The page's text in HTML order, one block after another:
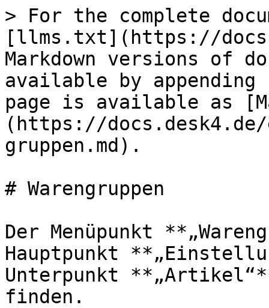
> For the complete
[llms.txt](https://
Markdown versions of
available by
page is available as
(https://
gruppen.md).
# Warengruppen
Der Menüpunkt
Hauptpunkt
Unterpunkt
finden.